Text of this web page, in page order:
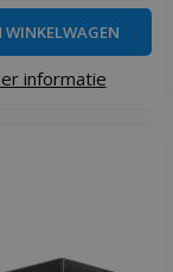
informatie
WINKELWAGEN